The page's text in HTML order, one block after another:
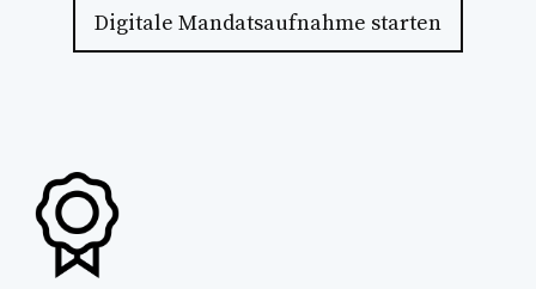
Digitale Mandatsaufnahme starten